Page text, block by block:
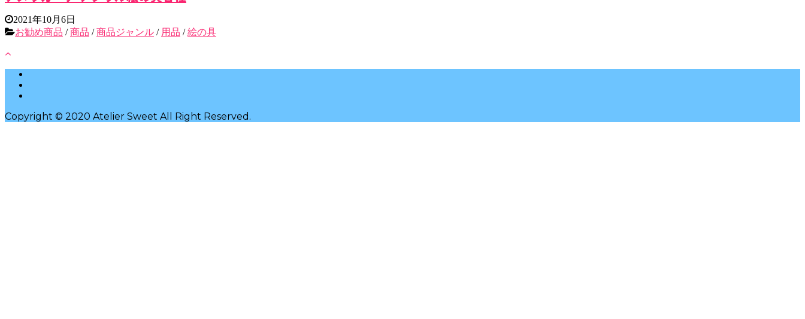
2021年10月6日
お勧め商品 /商品 /商品ジャンル / 用品 /絵の具
Copyright © 2020 Atelier Sweet All Right Reserved.